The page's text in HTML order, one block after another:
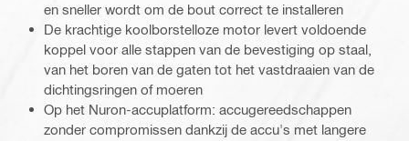
en sneller wordt om de bout correct te installeren
De krachtige koolborstelloze motor levert voldoende
koppel voor alle stappen van de bevestiging op staal,
van het boren van de gaten tot het vastdraaien van de
dichtingsringen of moeren
Op het Nuron-accuplatform: accugereedschappen
zonder compromissen dankzij de accu's met langere